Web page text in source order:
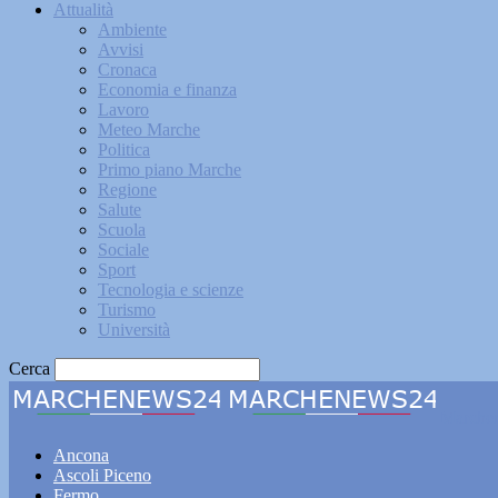
Attualità
Ambiente
Avvisi
Cronaca
Economia e finanza
Lavoro
Meteo Marche
Politica
Primo piano Marche
Regione
Salute
Scuola
Sociale
Sport
Tecnologia e scienze
Turismo
Università
Cerca
Ancona
Ascoli Piceno